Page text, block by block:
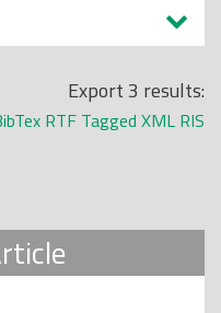
Export 3 results:
RTF Tagged XML RIS